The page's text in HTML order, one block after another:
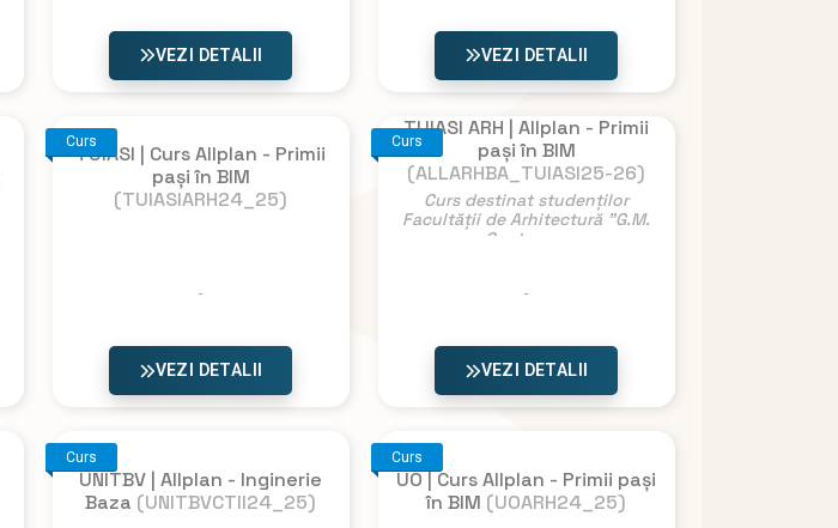
VEZI DETALII VEZI DETALII
Curs
TUIASI | Curs Allplan - Primii
pași în BIM
(TUIASIARH24_25)
VEZI DETALII
Curs
TUIASI ARH | Allplan - Primii
pași în BIM
(ALLARHBA_TUIASI25-26)
Curs destinat studenților
Facultății de Arhitectură ”G.M.
Cantacu...
VEZI DETALII
Curs
UNITBV | Allplan - Inginerie
Baza (UNITBVCTII24_25)
Curs
UO | Curs Allplan - Primii pași
în BIM (UOARH24_25)